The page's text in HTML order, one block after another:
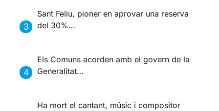
Sant Feliu, pioner en aprovar una reserva
del 30%…
Els Comuns acorden amb el govern de la
Generalitat…
Ha mort el cantant, músic i compositor